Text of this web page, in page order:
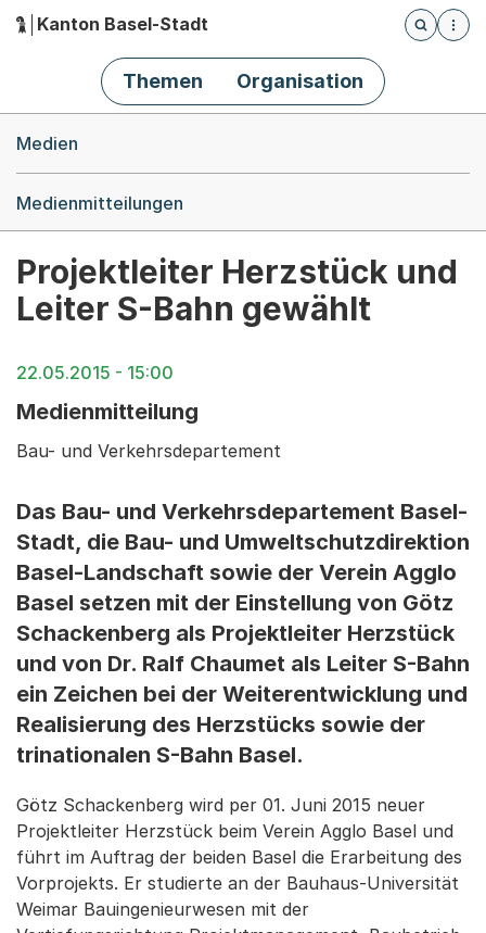
Hauptnavigation
Kanton Basel-Stadt
Öffnet
Themen Organisation
Medien
Medienmitteilungen
Projektleiter Herzstück und
Leiter S-Bahn gewählt
22.05.2015 - 15:00
Medienmitteilung
Bau- und Verkehrsdepartement
Das Bau- und Verkehrsdepartement Basel-
Stadt, die Bau- und Umweltschutzdirektion
Basel-Landschaft sowie der Verein Agglo
Basel setzen mit der Einstellung von Götz
Schackenberg als Projektleiter Herzstück
und von Dr. Ralf Chaumet als Leiter S-Bahn
ein Zeichen bei der Weiterentwicklung und
Realisierung des Herzstücks sowie der
trinationalen S-Bahn Basel.
Götz Schackenberg wird per 01. Juni 2015 neuer
Projektleiter Herzstück beim Verein Agglo Basel und
führt im Auftrag der beiden Basel die Erarbeitung des
Vorprojekts. Er studierte an der Bauhaus-Universität
Weimar Bauingenieurwesen mit der